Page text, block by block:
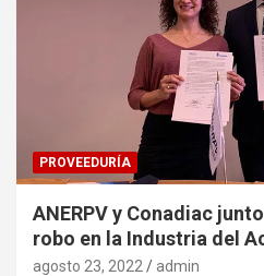
PROVEEDURÍA
ANERPV y Conadiac
robo en la Industria del
agosto 23, 2022 admin